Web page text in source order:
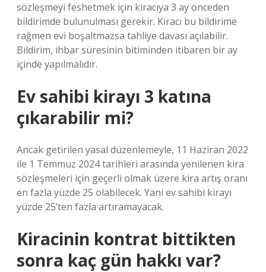
sözleşmeyi feshetmek için kiracıya 3 ay önceden
bildirimde bulunulması gerekir. Kiracı bu bildirime
rağmen evi boşaltmazsa tahliye davası açılabilir.
Bildirim, ihbar süresinin bitiminden itibaren bir ay
içinde yapılmalıdır.
Ev sahibi kirayı 3 katına
çıkarabilir mi?
Ancak getirilen yasal düzenlemeyle, 11 Haziran 2022
ile 1 Temmuz 2024 tarihleri ​​arasında yenilenen kira
sözleşmeleri için geçerli olmak üzere kira artış oranı
en fazla yüzde 25 olabilecek. Yani ev sahibi kirayı
yüzde 25’ten fazla artıramayacak.
Kiracinin kontrat bittikten
sonra kaç gün hakkı var?